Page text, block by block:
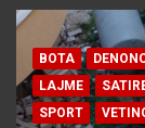
BOTA
LAJME
SPORT